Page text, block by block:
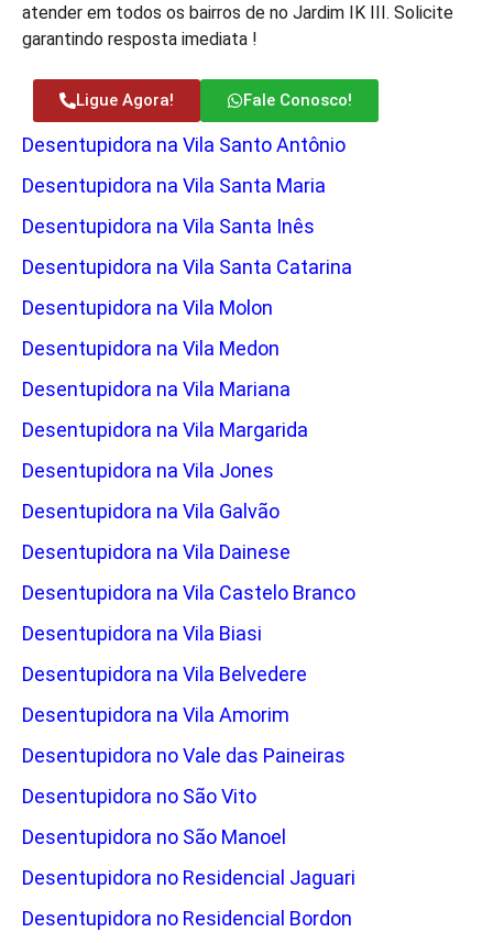
atender em todos os bairros de no Jardim IK III. Solicite
garantindo resposta imediata !
Ligue Agora! Fale Conosco!
Desentupidora na Vila Santo Antônio
Desentupidora na Vila Santa Maria
Desentupidora na Vila Santa Inês
Desentupidora na Vila Santa Catarina
Desentupidora na Vila Molon
Desentupidora na Vila Medon
Desentupidora na Vila Mariana
Desentupidora na Vila Margarida
Desentupidora na Vila Jones
Desentupidora na Vila Galvão
Desentupidora na Vila Dainese
Desentupidora na Vila Castelo Branco
Desentupidora na Vila Biasi
Desentupidora na Vila Belvedere
Desentupidora na Vila Amorim
Desentupidora no Vale das Paineiras
Desentupidora no São Vito
Desentupidora no São Manoel
Desentupidora no Residencial Jaguari
Desentupidora no Residencial Bordon